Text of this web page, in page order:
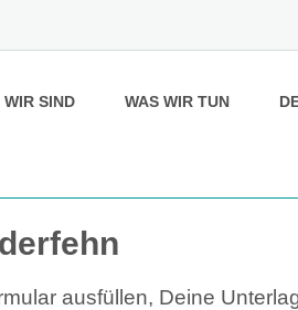
WIR SIND WAS WIR TUN
ausfüllen, Deine